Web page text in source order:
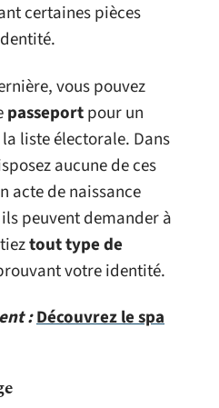
certaines pièces
vous pouvez
passeportpour un
liste électorale. Dans
aucune de ces
acte de naissance
peuvent demander à
tout type de
votre identité.
:Découvrez le spa